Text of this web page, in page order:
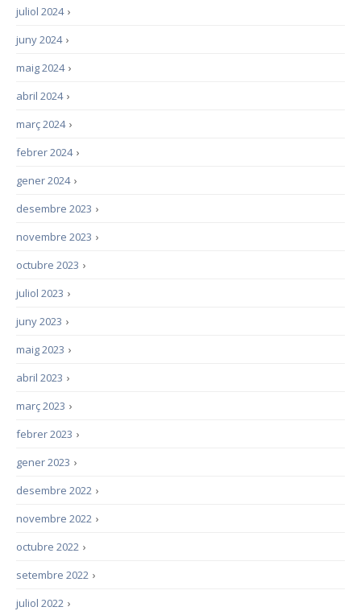
›
juliol 2024
›
juny 2024
›
maig 2024
›
abril 2024
›
març 2024
›
febrer 2024
›
gener 2024
›
desembre 2023
›
novembre 2023
›
octubre 2023
›
juliol 2023
›
juny 2023
›
maig 2023
›
abril 2023
›
març 2023
›
febrer 2023
›
gener 2023
›
desembre 2022
›
novembre 2022
›
octubre 2022
›
setembre 2022
›
juliol 2022